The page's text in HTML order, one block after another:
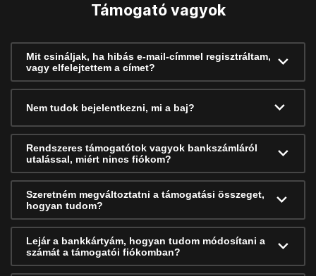
Támogató vagyok
Mit csináljak, ha hibás e-mail-címmel regisztráltam,
vagy elfelejtettem a címet?
Nem tudok bejelentkezni, mi a baj?
Rendszeres támogatótok vagyok bankszámláról
utalással, miért nincs fiókom?
Szeretném megváltoztatni a támogatási összeget,
hogyan tudom?
Lejár a bankkártyám, hogyan tudom módosítani a
számát a támogatói fiókomban?